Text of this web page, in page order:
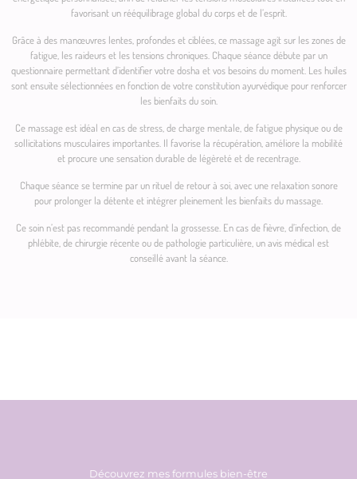
favorisant un rééquilibrage global du corps et de l’esprit.
Grâce à des manœuvres lentes, profondes et ciblées, ce massage agit sur les zones de
fatigue, les raideurs et les tensions chroniques. Chaque séance débute par un
questionnaire permettant d’identifier votre dosha et vos besoins du moment. Les huiles
sont ensuite sélectionnées en fonction de votre constitution ayurvédique pour renforcer
les bienfaits du soin.
Ce massage est idéal en cas de stress, de charge mentale, de fatigue physique ou de
sollicitations musculaires importantes. Il favorise la récupération, améliore la mobilité
et procure une sensation durable de légèreté et de recentrage.
Chaque séance se termine par un rituel de retour à soi, avec une relaxation sonore
pour prolonger la détente et intégrer pleinement les bienfaits du massage.
Ce soin n’est pas recommandé pendant la grossesse. En cas de fièvre, d’infection, de
phlébite, de chirurgie récente ou de pathologie particulière, un avis médical est
conseillé avant la séance.
Découvrez mes formules bien-être